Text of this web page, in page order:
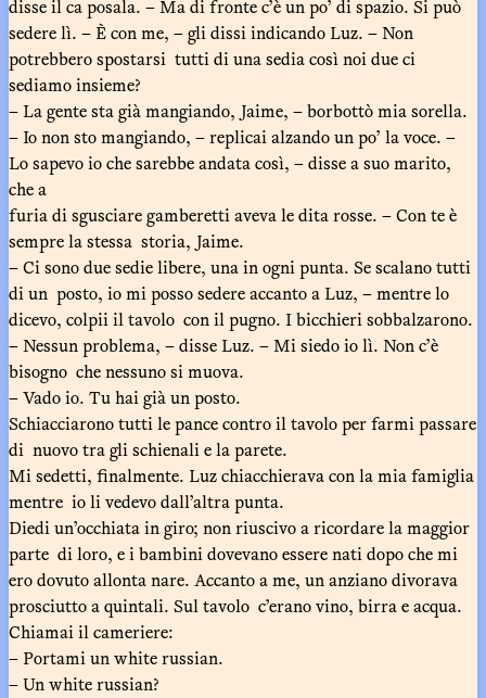
disse il ca posala. – Ma di fronte c’è un po’ di spazio. Si può
sedere lì. – È con me, – gli dissi indicando Luz. – Non
potrebbero spostarsi tutti di una sedia così noi due ci
sediamo insieme?
– La gente sta già mangiando, Jaime, – borbottò mia sorella.
– Io non sto mangiando, – replicai alzando un po’ la voce. –
Lo sapevo io che sarebbe andata così, – disse a suo marito,
che a
furia di sgusciare gamberetti aveva le dita rosse. – Con te è
sempre la stessa storia, Jaime.
– Ci sono due sedie libere, una in ogni punta. Se scalano tutti
di un posto, io mi posso sedere accanto a Luz, – mentre lo
dicevo, colpii il tavolo con il pugno. I bicchieri sobbalzarono.
– Nessun problema, – disse Luz. – Mi siedo io lì. Non c’è
bisogno che nessuno si muova.
– Vado io. Tu hai già un posto.
Schiacciarono tutti le pance contro il tavolo per farmi passare
di nuovo tra gli schienali e la parete.
Mi sedetti, finalmente. Luz chiacchierava con la mia famiglia
mentre io li vedevo dall’altra punta.
Diedi un’occhiata in giro; non riuscivo a ricordare la maggior
parte di loro, e i bambini dovevano essere nati dopo che mi
ero dovuto allonta nare. Accanto a me, un anziano divorava
prosciutto a quintali. Sul tavolo c’erano vino, birra e acqua.
Chiamai il cameriere:
– Portami un white russian.
– Un white russian?